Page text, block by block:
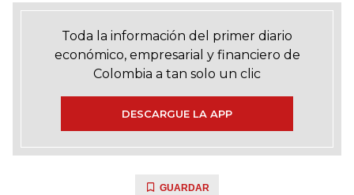
Toda la información del primer diario
económico, empresarial y financiero de
Colombia a tan solo un clic
DESCARGUE LA APP
GUARDAR